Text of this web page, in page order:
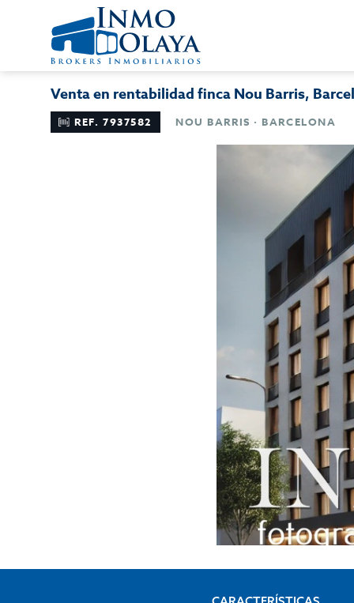
Venta en rentabilidad finca Nou Barris,
REF. 7937582 NOU BARRIS · BARCELONA